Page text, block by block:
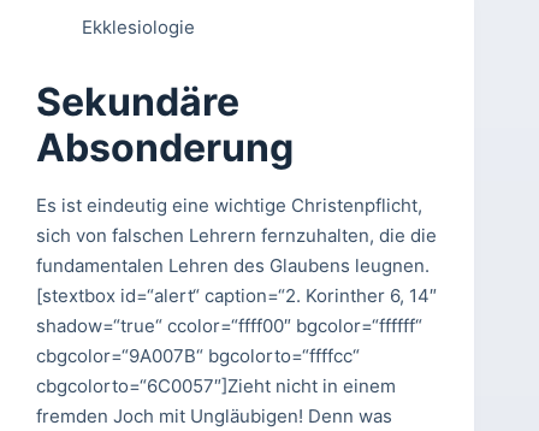
Ekklesiologie
Sekundäre
Absonderung
Es ist eindeutig eine wichtige Christenpflicht,
sich von falschen Lehrern fernzuhalten, die die
fundamentalen Lehren des Glaubens leugnen.
[stextbox id=“alert“ caption=“2. Korinther 6, 14″
shadow=“true“ ccolor=“ffff00″ bgcolor=“ffffff“
cbgcolor=“9A007B“ bgcolorto=“ffffcc“
cbgcolorto=“6C0057″]Zieht nicht in einem
fremden Joch mit Ungläubigen! Denn was